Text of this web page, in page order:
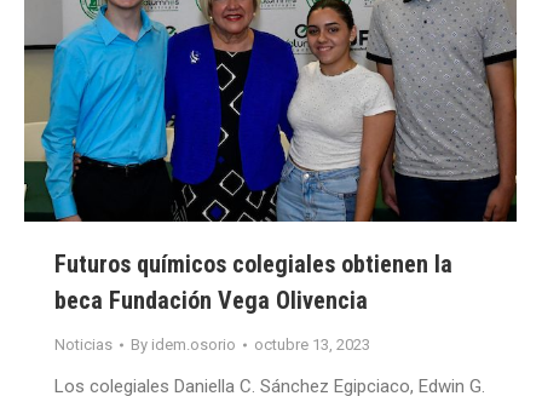
Futuros químicos colegiales obtienen la
beca Fundación Vega Olivencia
Noticias By idem.osorio octubre 13, 2023
Los colegiales Daniella C. Sánchez Egipciaco, Edwin G.